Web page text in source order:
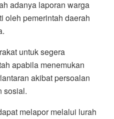
adanya laporan warga
oleh pemerintah daerah
untuk segera
apabila menemukan
akibat persoalan
sosial.
melapor melalui lurah